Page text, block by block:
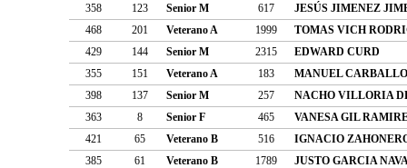
358
123 Senior M 617
JESÚS JIMENEZ
468
201 Veterano A 1999
TOMAS VICH
429
144 Senior M 2315
EDWARD CURD
355
151 Veterano A 183
MANUEL
398
137 Senior M 257
NACHO VILLORIA
363
8 Senior F 465
VANESA GIL
421
65 Veterano B 516
IGNACIO
385
61 Veterano B 1789
JUSTO GARCIA